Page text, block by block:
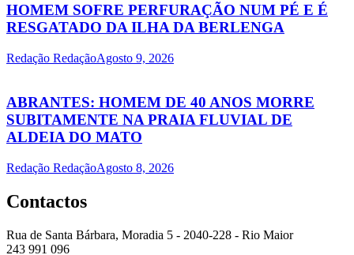
HOMEM SOFRE PERFURAÇÃO NUM PÉ E É
RESGATADO DA ILHA DA BERLENGA
Redação RedaçãoAgosto 9, 2026
ABRANTES: HOMEM DE 40 ANOS MORRE
SUBITAMENTE NA PRAIA FLUVIAL DE
ALDEIA DO MATO
Redação RedaçãoAgosto 8, 2026
Contactos
Rua de Santa Bárbara, Moradia 5 - 2040-228 - Rio Maior
243 991 096